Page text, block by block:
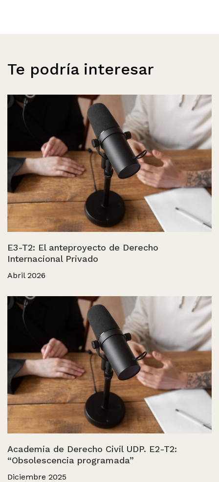
Te podría interesar
E3-T2: El anteproyecto de Derecho
Internacional Privado
Abril 2026
Academia de Derecho Civil UDP. E2-T2:
“Obsolescencia programada”
Diciembre 2025